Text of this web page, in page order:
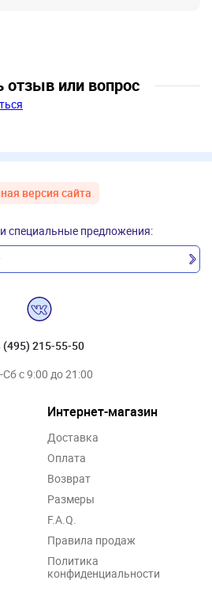
отзыв или вопрос
версия сайта
специальные предложения:
(495) 215-55-50
с 9:00 до 21:00
Интернет-магазин
Доставка
Оплата
Возврат
Размеры
F.A.Q.
Правила продаж
Политика
конфиденциальности